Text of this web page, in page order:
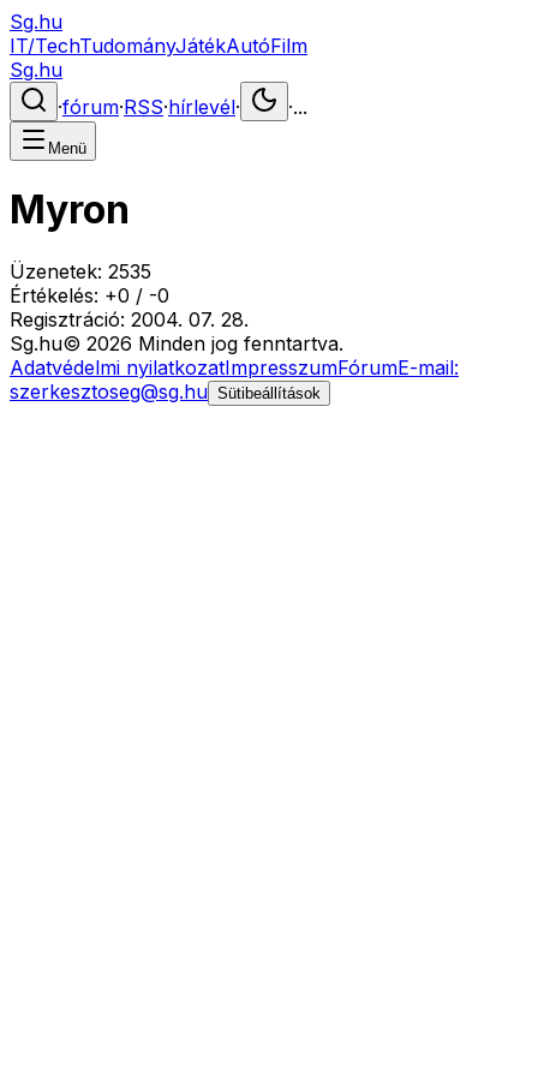
Sg.hu
IT/TechTudományJátékAutóFilm
Sg.hu
·fórum·RSS·hírlevél· ·...
Menü
Myron
Üzenetek: 2535
Értékelés: +0 / -0
Regisztráció: 2004. 07. 28.
Sg.hu© 2026 Minden jog fenntartva.
Adatvédelmi nyilatkozatImpresszumFórumE-mail:
szerkesztoseg@sg.hu Sütibeállítások